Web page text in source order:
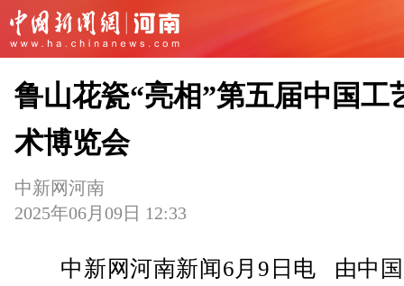
鲁山花瓷“亮相”第五届中国工
术博览会
中新网河南
2025年06月09日 12:33
中新网河南新闻6月9日电 由中国